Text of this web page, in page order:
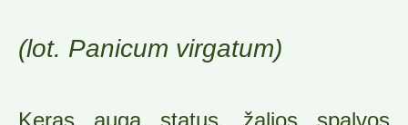
(lot. Panicum virgatum)
Keras auga status, žalios spalvos